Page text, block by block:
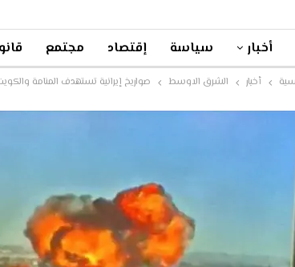
أخبار سياسة إقتصاد مجتمع
أخبار الشرق الاوسط صواريخ إيرانية تستهدف المنامة